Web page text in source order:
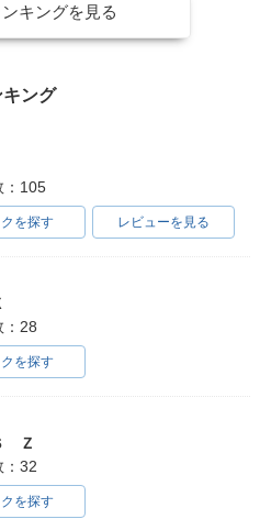
キングを見る
ング
：105
を探す レビューを見る
：28
を探す
Ｚ
：32
を探す